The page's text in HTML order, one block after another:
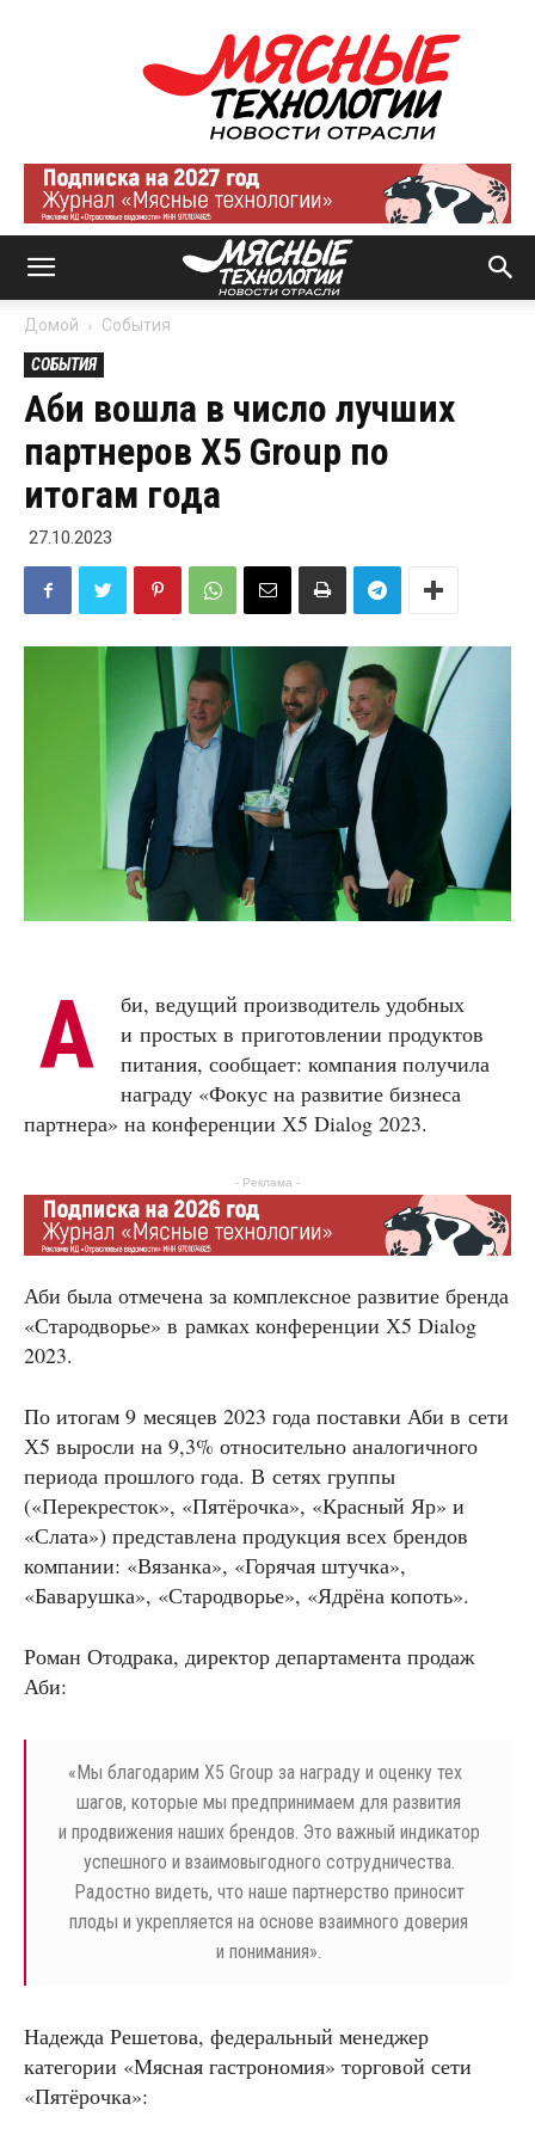
Мясные
технологии
|
Новости
отрасли
Домой События
СОБЫТИЯ
Аби вошла в число лучших
партнеров Х5 Group по
итогам года
27.10.2023
А
би, ведущий производитель удобных
и простых в приготовлении продуктов
питания, сообщает: компания получила
награду «Фокус на развитие бизнеса
партнера» на конференции Х5 Dialog 2023.
- Реклама -
Аби была отмечена за комплексное развитие бренда
«Стародворье» в рамках конференции Х5 Dialog
2023.
По итогам 9 месяцев 2023 года поставки Аби в сети
Х5 выросли на 9,3% относительно аналогичного
периода прошлого года. В сетях группы
(«Перекресток», «Пятёрочка», «Красный Яр» и
«Слата») представлена продукция всех брендов
компании: «Вязанка», «Горячая штучка»,
«Баварушка», «Стародворье», «Ядрёна копоть».
Роман Отодрака, директор департамента продаж
Аби:
«Мы благодарим Х5 Group за награду и оценку тех
шагов, которые мы предпринимаем для развития
и продвижения наших брендов. Это важный индикатор
успешного и взаимовыгодного сотрудничества.
Радостно видеть, что наше партнерство приносит
плоды и укрепляется на основе взаимного доверия
и понимания».
Надежда Решетова, федеральный менеджер
категории «Мясная гастрономия» торговой сети
«Пятёрочка»: